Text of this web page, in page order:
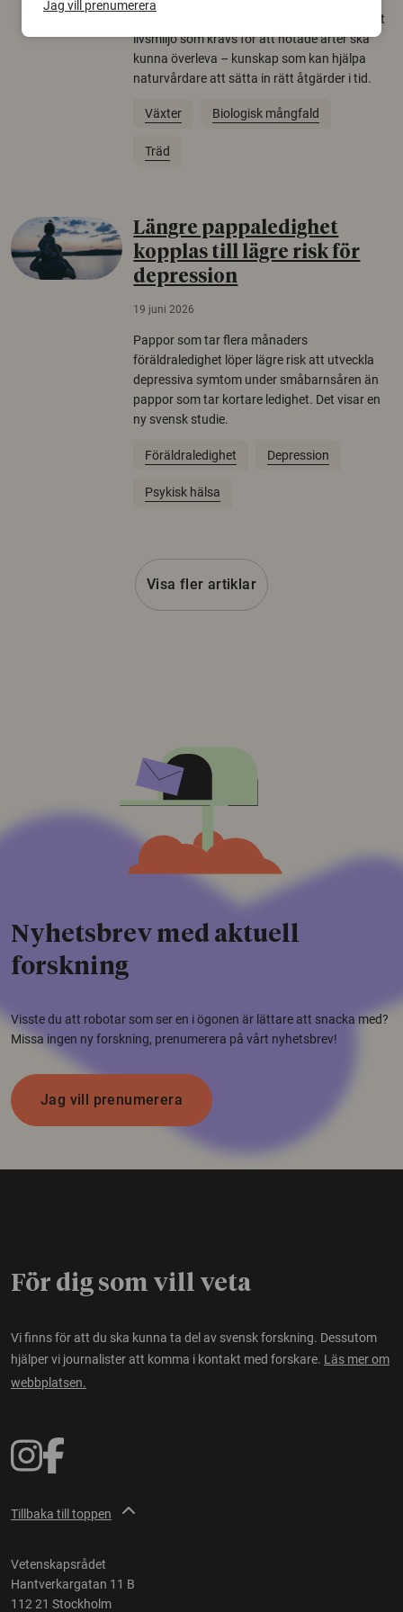
allt färre. Nu har forskare kartlagt hur mycket
livsmiljö som krävs för att hotade arter ska
kunna överleva – kunskap som kan hjälpa
naturvårdare att sätta in rätt åtgärder i tid.
Växter Biologisk mångfald
Träd
Längre pappaledighet
kopplas till lägre risk för
depression
19 juni 2026
Pappor som tar flera månaders
föräldraledighet löper lägre risk att utveckla
depressiva symtom under småbarnsåren än
pappor som tar kortare ledighet. Det visar en
ny svensk studie.
Föräldraledighet Depression
Psykisk hälsa
Visa fler artiklar
Nyhetsbrev med aktuell
forskning
Visste du att robotar som ser en i ögonen är lättare att snacka med?
Missa ingen ny forskning, prenumerera på vårt nyhetsbrev!
Jag vill prenumerera
För dig som vill veta
Vi finns för att du ska kunna ta del av svensk forskning. Dessutom
hjälper vi journalister att komma i kontakt med forskare. Läs mer om
webbplatsen.
Tillbaka till toppen
Vetenskapsrådet
Hantverkargatan 11 B
112 21 Stockholm
Jag vill prenumerera